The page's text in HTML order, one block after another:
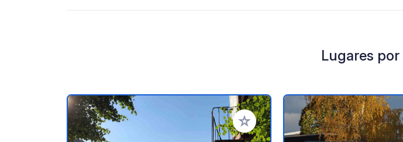
Lugares
Añadir a tus favoritos